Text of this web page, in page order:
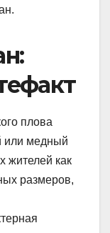
плова
или медный
жителей как
размеров,